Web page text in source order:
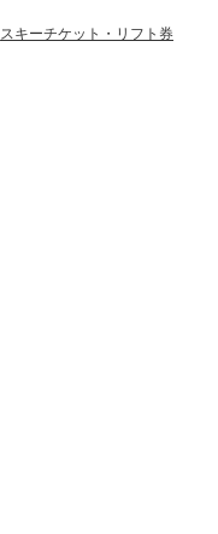
スキーチケット・リフト券